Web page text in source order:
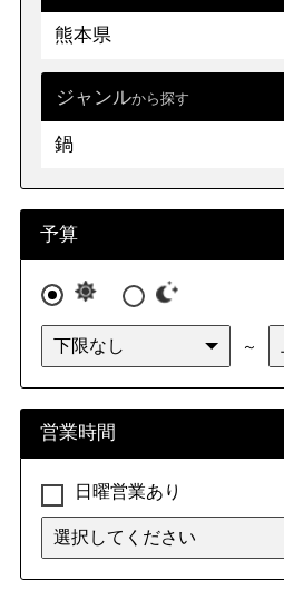
熊本県
ジャンルから探す
鍋
予算
～
営業時間
日曜営業あり